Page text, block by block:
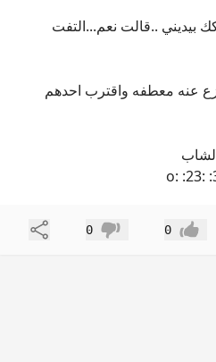
بيديني ..قالت نعم...التفت
عنه معطفه واقترب احدهم
إعجاب 0 عدم إعجاب
0 مشاركة